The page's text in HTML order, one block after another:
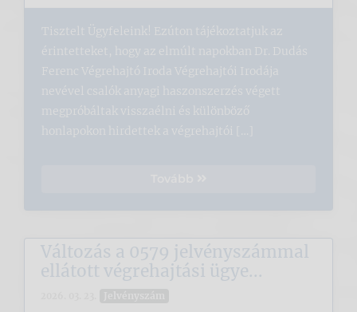
Tisztelt Ügyfeleink! Ezúton tájékoztatjuk az
érintetteket, hogy az elmúlt napokban Dr. Dudás
Ferenc Végrehajtó Iroda Végrehajtói Irodája
nevével csalók anyagi haszonszerzés végett
megpróbáltak visszaélni és különböző
honlapokon hirdettek a végrehajtói […]
Változás a 0579 jelvényszámmal
ellátott végrehajtási ügye...